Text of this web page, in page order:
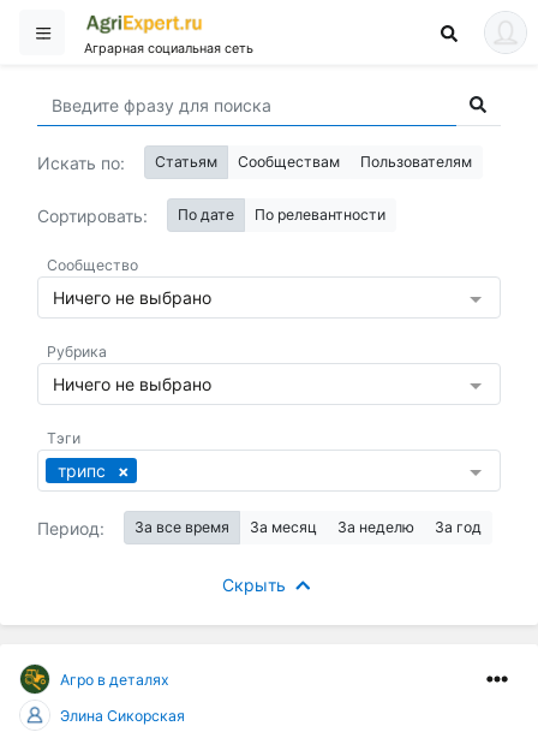
Аграрная социальная сеть
Искать по: Статьям Сообществам Пользователям
Сортировать: По дате По релевантности
Сообщество
Ничего не выбрано
Рубрика
Ничего не выбрано
Тэги
трипс
Период: За все время За месяц За неделю За год
Скрыть
Агро в деталях
Элина Сикорская